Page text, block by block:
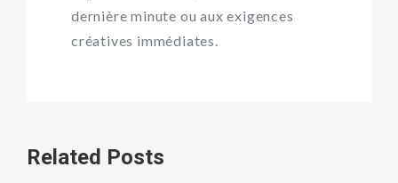
dernière minute ou aux exigences
créatives immédiates.
Related Posts